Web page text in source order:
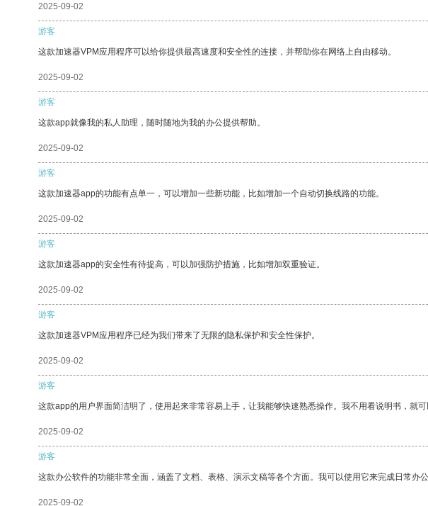
2025-09-02
游客
这款加速器VPM应用程序可以给你提供最高速度和安全性的连接，并帮助你在网络上自由移动。
2025-09-02
游客
这款app就像我的私人助理，随时随地为我的办公提供帮助。
2025-09-02
游客
这款加速器app的功能有点单一，可以增加一些新功能，比如增加一个自动切换线路的功能。
2025-09-02
游客
这款加速器app的安全性有待提高，可以加强防护措施，比如增加双重验证。
2025-09-02
游客
这款加速器VPM应用程序已经为我们带来了无限的隐私保护和安全性保护。
2025-09-02
游客
这款app的用户界面简洁明了，使用起来非常容易上手，让我能够快速熟悉操作。我不用看说明书，就可
2025-09-02
游客
这款办公软件的功能非常全面，涵盖了文档、表格、演示文稿等各个方面。我可以使用它来完成日常办
2025-09-02